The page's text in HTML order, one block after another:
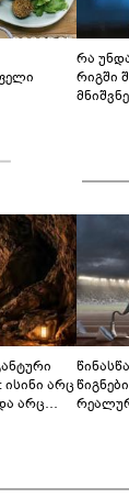
რა
რიგში
ისინი არც
არც